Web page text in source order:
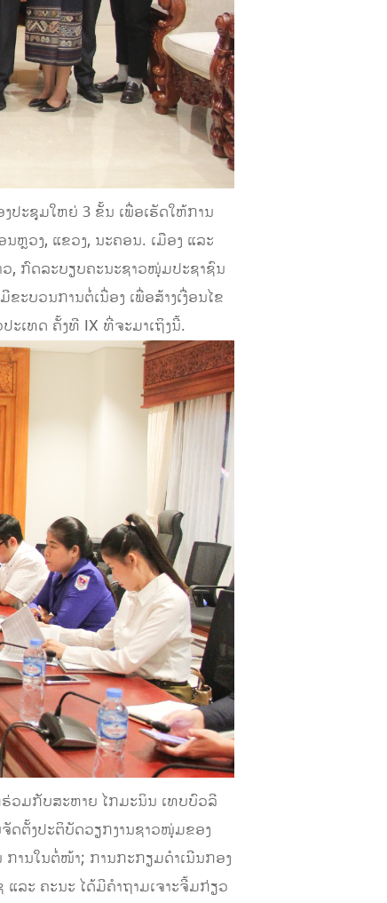
ປະຊຸມໃຫຍ່ 3 ຂັ້ນ ເພື່ອເຮັດໃຫ້ການ
ຫຼວງ, ແຂວງ, ນະຄອນ. ເມືອງ ແລະ
, ກົດລະບຽບຄະນະຊາວໜຸ່ມປະຊາຊົນ
ບວນການຕໍ່ເນື່ອງ ເພື່ອສ້າງເງື່ອນໄຂ
ເທດ ຄັ້ງທີ IX ທີ່ຈະມາເຖິງນີ້.
ຮ່ວມກັບສະຫາຍ ໄກມະນິນ ເທບບົວລີ
ດຕັ້ງປະຕິບັດວຽກງານຊາວໜຸ່ມຂອງ
ການໃນຕໍ່ໜ້າ; ການກະກຽມດຳເນີນກອງ
ະ ຄະນະ ໄດ້ມີຄຳຖາມເຈາະຈີ້ມກ່ຽວ